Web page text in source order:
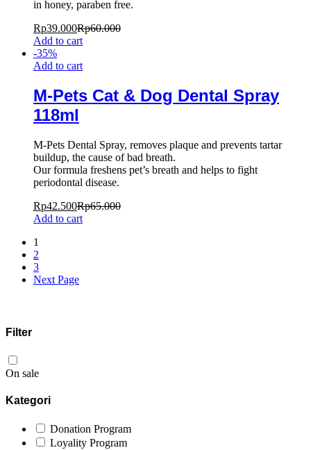
in honey, paraben free.
Rp39.000Rp60.000
Add to cart
-35%
Add to cart
M-Pets Cat & Dog Dental Spray
118ml
M-Pets Dental Spray, removes plaque and prevents tartar
buildup, the cause of bad breath.
Our formula freshens pet’s breath and helps to fight
periodontal disease.
Rp42.500Rp65.000
Add to cart
1
2
3
Next Page
Filter
On sale
Kategori
Donation Program
Loyality Program